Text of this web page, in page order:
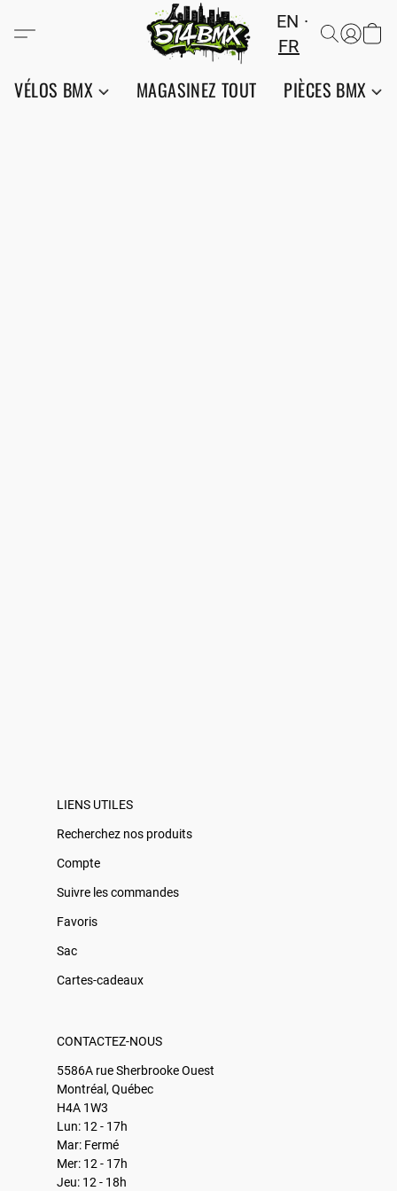
EN
FR
VÉLOS BMX MAGASINEZ TOUT PIÈCES BMX
LIENS UTILES
Recherchez nos produits
Compte
Suivre les commandes
Favoris
Sac
Cartes-cadeaux
CONTACTEZ-NOUS
5586A rue Sherbrooke Ouest
Montréal, Québec
H4A 1W3
Lun: 12 - 17h
Mar: Fermé
Mer: 12 - 17h
Jeu: 12 - 18h